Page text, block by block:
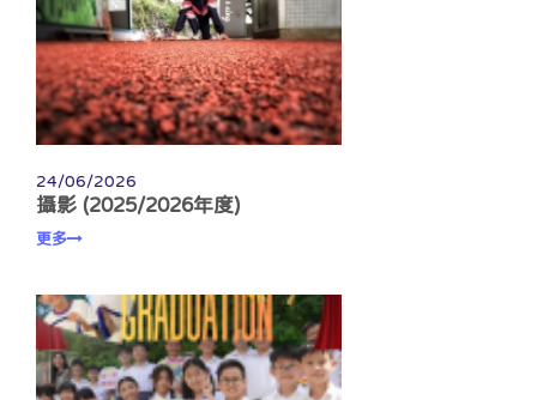
24/06/2026
攝影 (2025/2026年度)
更多